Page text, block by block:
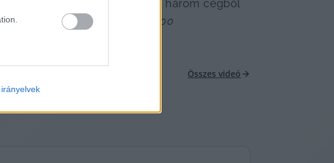
tenderét. Csak ebből a három cégből
májusban megjelent
A 100
a 444.hu.
Összes videó